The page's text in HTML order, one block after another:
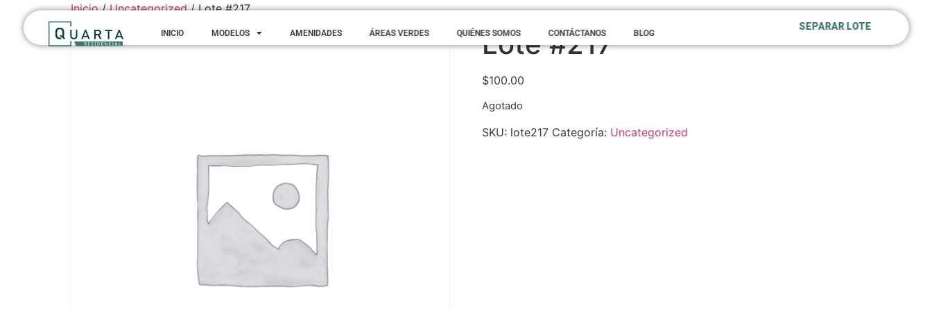
INICIO MODELOS AMENIDADES ÁREAS VERDES QUIÉNES SOMOS CONTÁCTANOS BLOG
SEPARAR LOTE
Inicio/Uncategorized/ Lote #217
Lote #217
$100.00
Agotado
SKU: lote217 Categoría: Uncategorized